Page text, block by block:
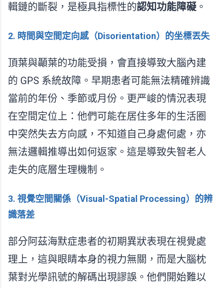
輯鏈的斷裂，是極具指標性的認知功能障礙。
2. 時間與空間定向感（Disorientation）的坐標丟失
頂葉與顳葉的功能受損，會直接導致大腦內建
的 GPS 系統故障。早期患者可能無法精確辨識
當前的年份、季節或月份。更严峻的情況表現
在空間定位上：他們可能在居住多年的生活圈
中突然失去方向感，不知道自己身處何處，亦
無法邏輯推導出如何返家。這是導致失智老人
走失的底層生理機制。
3. 視覺空間關係（Visual-Spatial Processing）的辨
識落差
部分阿茲海默症患者的初期異狀表現在視覺處
理上，這與眼睛本身的視力無關，而是大腦枕
葉對光學訊號的解碼出現謬誤。他們開始難以